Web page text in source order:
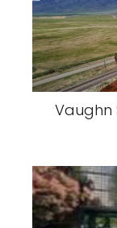
Vaughn